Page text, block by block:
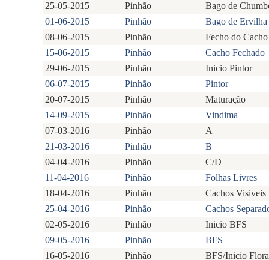
25-05-2015
Pinhão
Bago de
01-06-2015
Pinhão
Bago de Ervilha
08-06-2015
Pinhão
Fecho do Cacho
15-06-2015
Pinhão
Cacho Fechado
29-06-2015
Pinhão
Inicio Pintor
06-07-2015
Pinhão
Pintor
20-07-2015
Pinhão
Maturação
14-09-2015
Pinhão
Vindima
07-03-2016
Pinhão
A
21-03-2016
Pinhão
B
04-04-2016
Pinhão
C/D
11-04-2016
Pinhão
Folhas Livres
18-04-2016
Pinhão
Cachos Visiveis
25-04-2016
Pinhão
Cachos
02-05-2016
Pinhão
Inicio BFS
09-05-2016
Pinhão
BFS
16-05-2016
Pinhão
BFS/Inicio